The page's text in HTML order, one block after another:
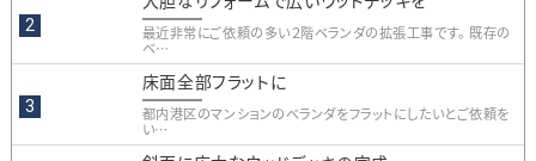
最近非常にご依頼の多い２階ベランダの拡張工事です。 既存の
ベ…
床面全部フラットに
都内港区のマンションのベランダをフラットにしたいとご依頼を
い…